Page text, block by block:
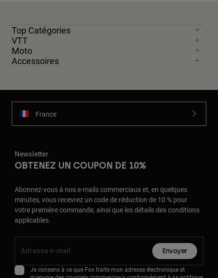
Top Catégories
VTT
Moto
Accessoires
France
Newsletter
OBTENEZ UN COUPON DE 10%
Abonnez-vous à nos e-mails commerciaux et, en quelques
minutes, vous recevrez un code de réduction de 10 % pour
votre première commande, ainsi que les détails des conditions
applicables.
Envoyer
Je consens à ce que Fox traite mon adresse électronique et